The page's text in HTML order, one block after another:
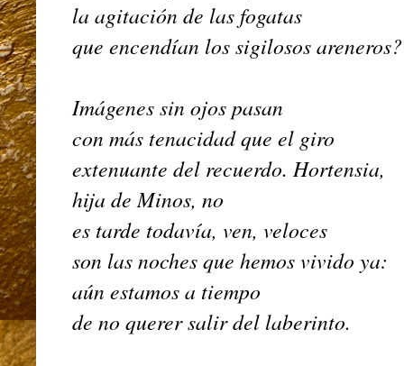
la agitación de las fogatas
que encendían los sigilosos
Imágenes sin ojos pasan
con más tenacidad que el giro
extenuante del recuerdo. Hortensia,
hija de Minos, no
es tarde todavía, ven, veloces
son las noches que hemos vivido ya:
aún estamos a tiempo
de no querer salir del laberinto.